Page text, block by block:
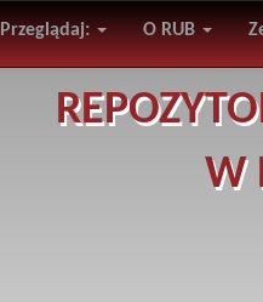
Przeglądaj: O RUB
W